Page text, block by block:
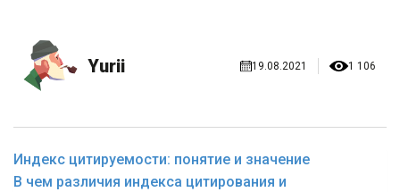
Yurii 19.08.2021 1 106
Индекс цитируемости: понятие и значение
В чем различия индекса цитирования и